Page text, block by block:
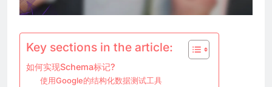
Key sections in the article:
如何实现Schema标记?
使用Google的结构化数据测试工具